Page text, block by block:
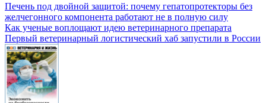
Печень под двойной защитой: почему гепатопротекторы без
желчегонного компонента работают не в полную силу
Как ученые воплощают идею ветеринарного препарата
Первый ветеринарный логистический хаб запустили в России